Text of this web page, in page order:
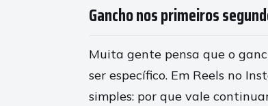
Gancho nos primeiros
Muita gente pensa que o
ser específico. Em Reels no
simples: por que vale